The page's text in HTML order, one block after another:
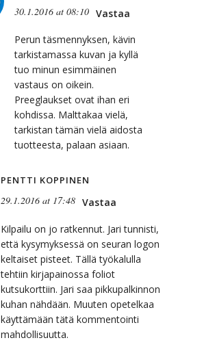
30.1.2016 at 08:10 Vastaa
Perun täsmennyksen, kävin
tarkistamassa kuvan ja kyllä
tuo minun esimmäinen
vastaus on oikein.
Preeglaukset ovat ihan eri
kohdissa. Malttakaa vielä,
tarkistan tämän vielä aidosta
tuotteesta, palaan asiaan.
PENTTI KOPPINEN
29.1.2016 at 17:48 Vastaa
Kilpailu on jo ratkennut. Jari tunnisti,
että kysymyksessä on seuran logon
keltaiset pisteet. Tällä työkalulla
tehtiin kirjapainossa foliot
kutsukorttiin. Jari saa pikkupalkinnon
kuhan nähdään. Muuten opetelkaa
käyttämään tätä kommentointi
mahdollisuutta.